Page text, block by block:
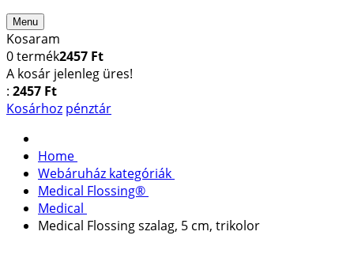
Menu
Kosaram
0termék2457 Ft
A kosár jelenleg üres!
: 2457 Ft
Kosárhoz pénztár
Home
Webáruház kategóriák
Medical Flossing®
Medical
Medical Flossing szalag, 5 cm, trikolor